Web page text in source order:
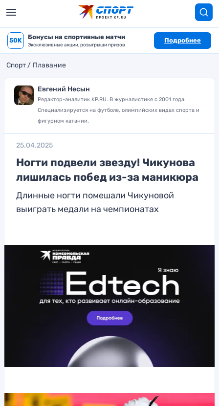
50K Бонусы на спортивные матчи
Эксклюзивные акции, розыгрыши призов
Подробнее
Спорт Плавание
Евгений Несын
Редактор-аналитик KP.RU. В журналистике с 2001 года.
Специализируется на футболе, олимпийских видах спорта и
фигурном катании.
25.04.2025
Ногти подвели звезду! Чикунова
лишилась побед из-за маникюра
Длинные ногти помешали Чикуновой
выиграть медали на чемпионатах